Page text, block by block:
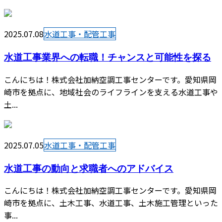
2025.07.08水道工事・配管工事
水道工事業界への転職！チャンスと可能性を探る
こんにちは！株式会社加納空調工事センターです。愛知県岡
崎市を拠点に、地域社会のライフラインを支える水道工事や
土...
2025.07.05水道工事・配管工事
水道工事の動向と求職者へのアドバイス
こんにちは！株式会社加納空調工事センターです。愛知県岡
崎市を拠点に、土木工事、水道工事、土木施工管理といった
事...